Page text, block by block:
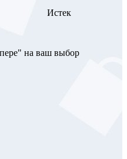
Истек
на ваш выбор